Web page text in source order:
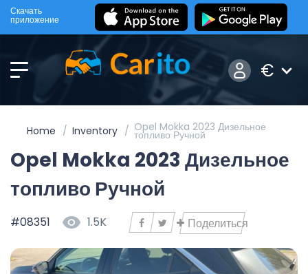
Скачать
приложение
€
Home Inventory Opel Mokka 2023 Дизельное
топливо Ручной
Opel Mokka 2023 Дизельное
топливо Ручной
#08351 1.5K Поделиться